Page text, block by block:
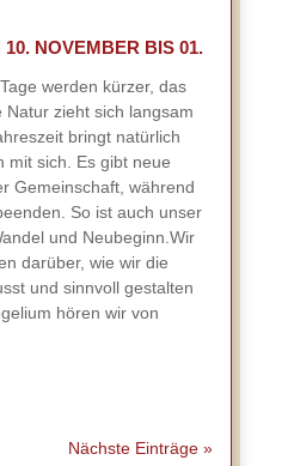
NOVEMBER BIS 01.
werden kürzer, das
zieht sich langsam
bringt natürlich
mit sich. Es gibt neue
Gemeinschaft, während
So ist auch unser
und Neubeginn.Wir
darüber, wie wir die
und sinnvoll gestalten
hören wir von
Nächste Einträge »